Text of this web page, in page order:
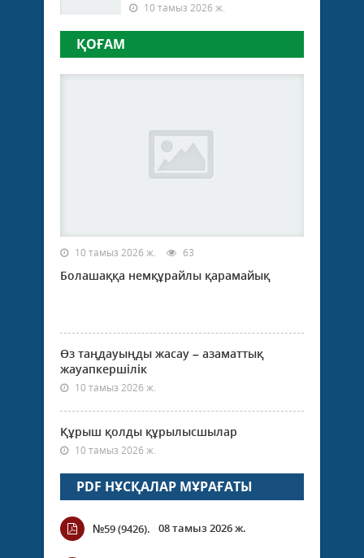
10 тамыз 2026 ж.
ҚОҒАМ
10 тамыз 2026 ж. 63
Болашаққа немқұрайлы қарамайық
Өз таңдауыңды жасау – азаматтық
жауапкершілік
10 тамыз 2026 ж.
Құрыш қолды құрылысшылар
10 тамыз 2026 ж.
PDF НҰСҚАЛАР МҰРАҒАТЫ
№59 (9426). 08 тамыз 2026 ж.